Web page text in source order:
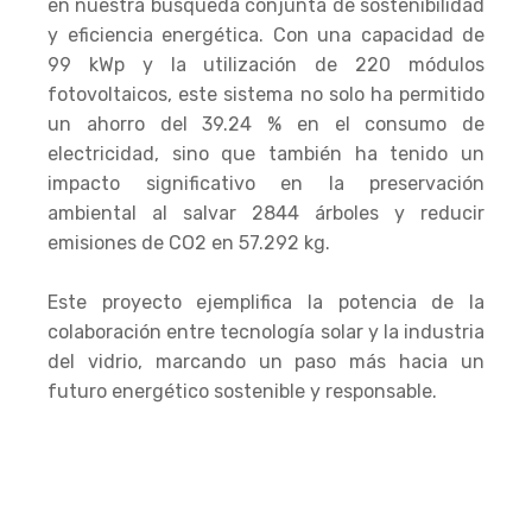
en nuestra búsqueda conjunta de sostenibilidad
y eficiencia energética. Con una capacidad de
99 kWp y la utilización de 220 módulos
fotovoltaicos, este sistema no solo ha permitido
un ahorro del 39.24 % en el consumo de
electricidad, sino que también ha tenido un
impacto significativo en la preservación
ambiental al salvar 2844 árboles y reducir
emisiones de CO2 en 57.292 kg.
Este proyecto ejemplifica la potencia de la
colaboración entre tecnología solar y la industria
del vidrio, marcando un paso más hacia un
futuro energético sostenible y responsable.